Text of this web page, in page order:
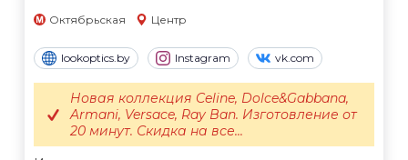
Октябрьская Центр
lookoptics.by Instagram vk.com
Новая коллекция Celine, Dolce&Gabbana,
Armani, Versace, Ray Ban. Изготовление от
20 минут. Скидка на все...